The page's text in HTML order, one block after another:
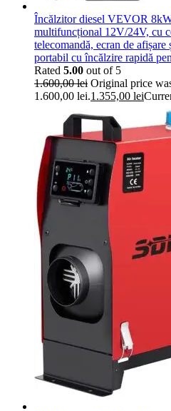
Încălzitor diesel VEVOR
multifuncțional 12V/24V, cu
telecomandă, ecran de
portabil cu încălzire rapidă
Rated 5.00 out of 5
1.600,00lei Original price
1.600,00 lei.1.355,00 lei